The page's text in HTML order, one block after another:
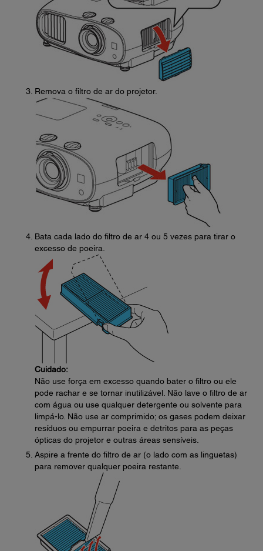
Remova o filtro de ar do projetor.
Bata cada lado do filtro de ar 4 ou 5 vezes para tirar o
excesso de poeira.
Cuidado:
Não use força em excesso quando bater o filtro ou ele
pode rachar e se tornar inutilizável. Não lave o filtro de ar
com água ou use qualquer detergente ou solvente para
limpá-lo. Não use ar comprimido; os gases podem deixar
resíduos ou empurrar poeira e detritos para as peças
ópticas do projetor e outras áreas sensíveis.
Aspire a frente do filtro de ar (o lado com as linguetas)
para remover qualquer poeira restante.